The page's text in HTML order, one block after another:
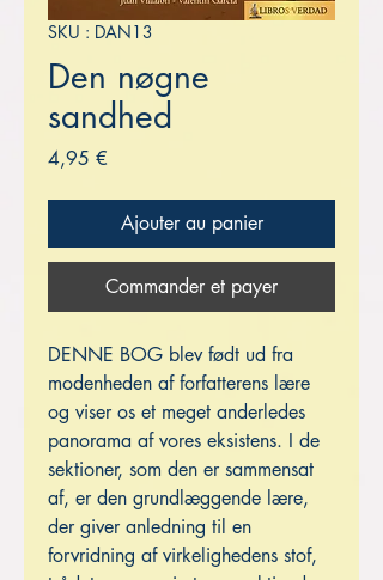
SKU : DAN13
Den nøgne
sandhed
4,95 €
Ajouter au panier
Commander et payer
DENNE BOG blev født ud fra
modenheden af ​​forfatterens lære
og viser os et meget anderledes
panorama af vores eksistens. I de
sektioner, som den er sammensat
af, er den grundlæggende lære,
der giver anledning til en
forvridning af virkelighedens stof,